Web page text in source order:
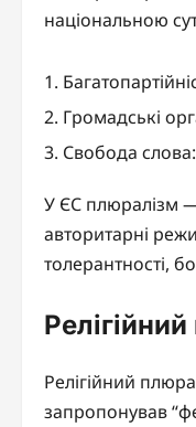
національною
Громадські
Свобода
У ЄС плюралізм —
авторитарні
толерантності,
Релігійний
запропонував